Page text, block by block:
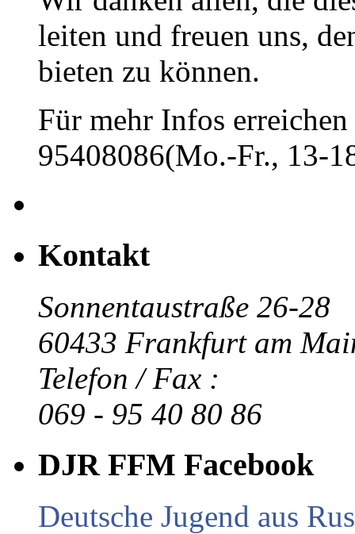
leiten und freuen uns,
bieten zu können.
Für mehr Infos
95408086(Mo.-Fr., 13-
Kontakt
Sonnentaustraße 26-28
60433 Frankfurt am
Telefon / Fax :
069 - 95 40 80 86
DJR FFM Facebook
Deutsche Jugend aus